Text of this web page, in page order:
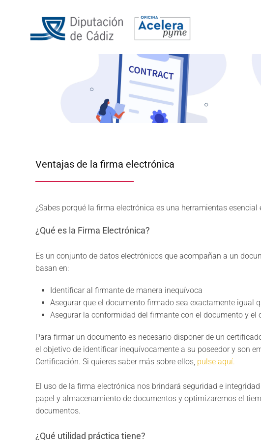
Ventajas de la firma electrónica
¿Sabes porqué la firma electrónica es una herramientas esencial
¿Qué es la Firma Electrónica?
Es un conjunto de datos electrónicos que acompañan a un
basan en:
Identificar al firmante de manera inequívoca
Asegurar que el documento firmado sea exactamente igual
Asegurar la conformidad del firmante con el documento y el
Para firmar un documento es necesario disponer de un
el objetivo de identificar inequívocamente a su poseedor y son
Certificación. Si quieres saber más sobre ellos, pulse aquí.
El uso de la firma electrónica nos brindará seguridad e
papel y almacenamiento de documentos y optimizaremos el
documentos.
¿Qué utilidad práctica tiene?